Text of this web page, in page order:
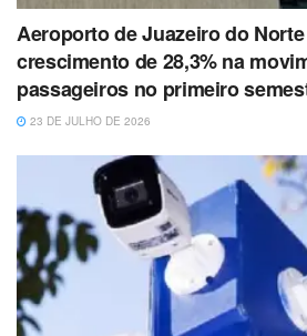
Aeroporto de Juazeiro do
crescimento de 28,3% na
passageiros no primeiro
23 DE JULHO DE 2026